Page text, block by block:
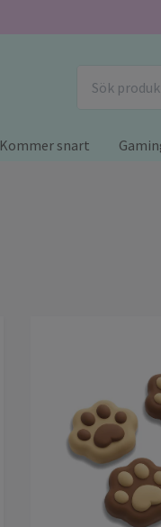
Kommer snart